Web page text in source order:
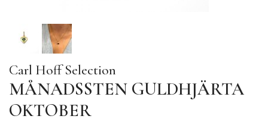
Carl Hoff Selection
MÅNADSSTEN GULDHJÄRTA
OKTOBER